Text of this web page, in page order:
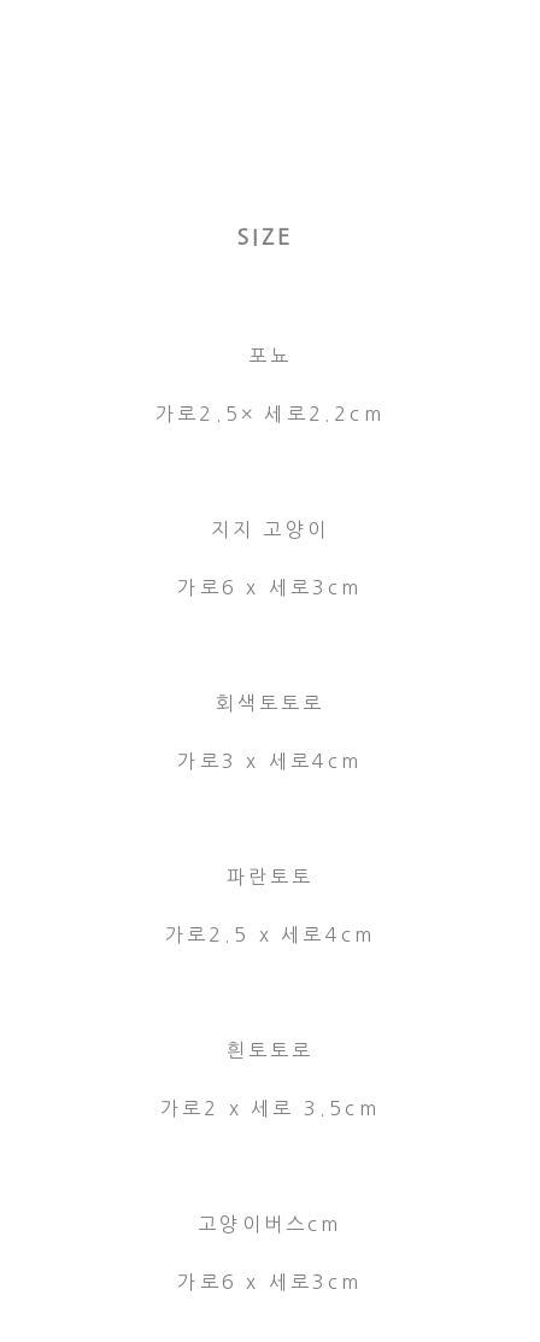
SIZE
포뇨
가로2.5× 세로2.2cm
지지 고양이
가로6 x 세로3cm
회색토토로
가로3 x 세로4cm
파란토토
가로2.5 x 세로4cm
흰토토로
가로2 x 세로 3.5cm
고양이버스cm
가로6 x 세로3cm